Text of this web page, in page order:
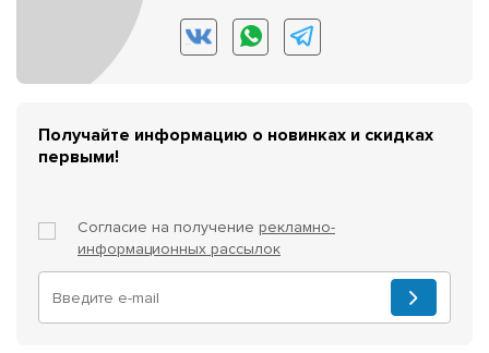
Получайте информацию о новинках и скидках
первыми!
Согласие на получение рекламно-
информационных рассылок